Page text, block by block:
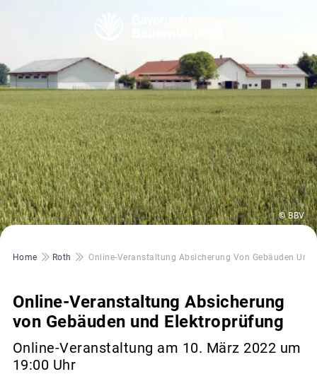
© BBV
Pfadnavigation
Home Roth Online-Veranstaltung Absicherung Von Gebäuden
Online-Veranstaltung Absicherung
von Gebäuden und Elektroprüfung
Online-Veranstaltung am 10. März 2022 um
19:00 Uhr